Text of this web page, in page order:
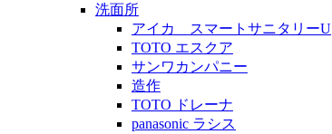
洗面所
アイカ スマートサニタリーU
TOTO エスクア
サンワカンパニー
造作
TOTO ドレーナ
panasonic ラシス